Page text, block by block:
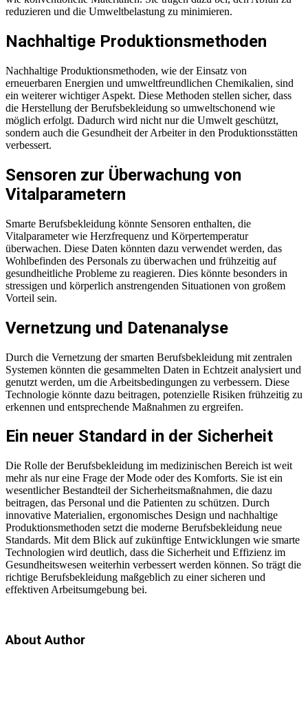
reduzieren und die Umweltbelastung zu minimieren.
Nachhaltige Produktionsmethoden
Nachhaltige Produktionsmethoden, wie der Einsatz von
erneuerbaren Energien und umweltfreundlichen Chemikalien, sind
ein weiterer wichtiger Aspekt. Diese Methoden stellen sicher, dass
die Herstellung der Berufsbekleidung so umweltschonend wie
möglich erfolgt. Dadurch wird nicht nur die Umwelt geschützt,
sondern auch die Gesundheit der Arbeiter in den Produktionsstätten
verbessert.
Sensoren zur Überwachung von
Vitalparametern
Smarte Berufsbekleidung könnte Sensoren enthalten, die
Vitalparameter wie Herzfrequenz und Körpertemperatur
überwachen. Diese Daten könnten dazu verwendet werden, das
Wohlbefinden des Personals zu überwachen und frühzeitig auf
gesundheitliche Probleme zu reagieren. Dies könnte besonders in
stressigen und körperlich anstrengenden Situationen von großem
Vorteil sein.
Vernetzung und Datenanalyse
Durch die Vernetzung der smarten Berufsbekleidung mit zentralen
Systemen könnten die gesammelten Daten in Echtzeit analysiert und
genutzt werden, um die Arbeitsbedingungen zu verbessern. Diese
Technologie könnte dazu beitragen, potenzielle Risiken frühzeitig zu
erkennen und entsprechende Maßnahmen zu ergreifen.
Ein neuer Standard in der Sicherheit
Die Rolle der Berufsbekleidung im medizinischen Bereich ist weit
mehr als nur eine Frage der Mode oder des Komforts. Sie ist ein
wesentlicher Bestandteil der Sicherheitsmaßnahmen, die dazu
beitragen, das Personal und die Patienten zu schützen. Durch
innovative Materialien, ergonomisches Design und nachhaltige
Produktionsmethoden setzt die moderne Berufsbekleidung neue
Standards. Mit dem Blick auf zukünftige Entwicklungen wie smarte
Technologien wird deutlich, dass die Sicherheit und Effizienz im
Gesundheitswesen weiterhin verbessert werden können. So trägt die
richtige Berufsbekleidung maßgeblich zu einer sicheren und
effektiven Arbeitsumgebung bei.
About Author